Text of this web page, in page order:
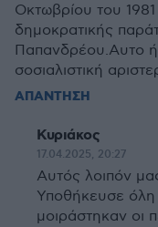
Οκτωβρίου του
δημοκρατικής
Παπανδρέου.Αυτο
σοσιαλιστική
ΑΠΑΝΤΗΣΗ
Κυριάκος
17.04.2025, 20:27
Αυτός λοιπόν
Υποθήκευσε
μοιράστηκαν οι